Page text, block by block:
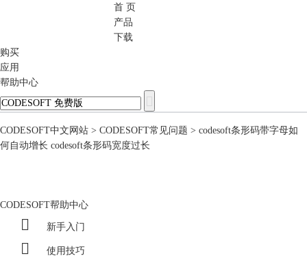
首 页
产品
下载
购买
应用
帮助中心
CODESOFT中文网站 > CODESOFT常见问题 > codesoft条形码带字母如
何自动增长 codesoft条形码宽度过长
CODESOFT帮助中心
 新手入门
 使用技巧